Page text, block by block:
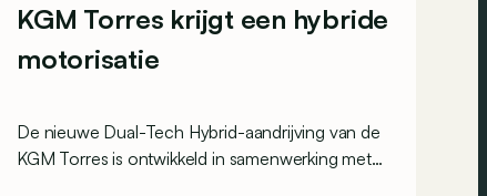
KGM Torres krijgt een hybride
motorisatie
De nieuwe Dual-Tech Hybrid-aandrijving van de
KGM Torres is ontwikkeld in samenwerking met